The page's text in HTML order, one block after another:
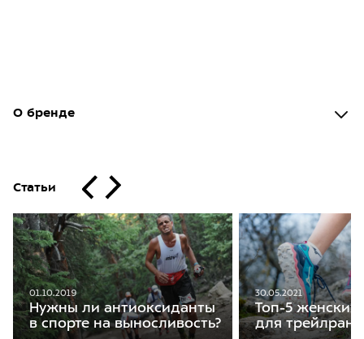
О бренде
Статьи
01.10.2019
Нужны ли антиоксиданты
в спорте на выносливость?
30.05.2021
Топ-5 женских
для